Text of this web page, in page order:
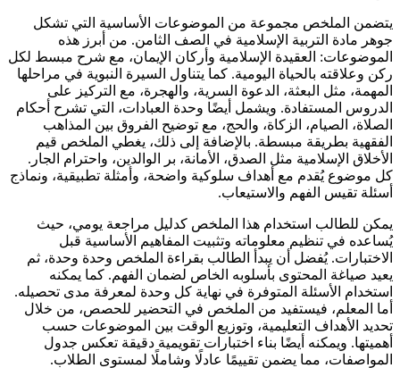
يتضمن الملخص مجموعة من الموضوعات الأساسية التي تشكل
جوهر مادة التربية الإسلامية في الصف الثامن. من أبرز هذه
الموضوعات: العقيدة الإسلامية وأركان الإيمان، مع شرح مبسط لكل
ركن وعلاقته بالحياة اليومية. كما يتناول السيرة النبوية في مراحلها
المهمة، مثل البعثة، الدعوة السرية، والهجرة، مع التركيز على
الدروس المستفادة. ويشمل أيضًا وحدة العبادات، التي تشرح أحكام
الصلاة، الصيام، الزكاة، والحج، مع توضيح الفروق بين المذاهب
الفقهية بطريقة مبسطة. بالإضافة إلى ذلك، يغطي الملخص قيم
الأخلاق الإسلامية مثل الصدق، الأمانة، بر الوالدين، واحترام الجار.
كل موضوع يُقدم مع أهداف سلوكية واضحة، وأمثلة تطبيقية، ونماذج
أسئلة تقيس الفهم والاستيعاب.
يمكن للطالب استخدام هذا الملخص كدليل مراجعة يومي، حيث
يُساعده في تنظيم معلوماته وتثبيت المفاهيم الأساسية قبل
الاختبارات. يُفضل أن يبدأ الطالب بقراءة الملخص وحدة وحدة، ثم
يعيد صياغة المحتوى بأسلوبه الخاص لضمان الفهم. كما يمكنه
استخدام الأسئلة المتوفرة في نهاية كل وحدة لمعرفة مدى تحصيله.
أما المعلم، فيستفيد من الملخص في التحضير للحصص، من خلال
تحديد الأهداف التعليمية، وتوزيع الوقت بين الموضوعات حسب
أهميتها. ويمكنه أيضًا بناء اختبارات تقويمية دقيقة تعكس جدول
المواصفات، مما يضمن تقييمًا عادلًا وشاملًا لمستوى الطلاب.